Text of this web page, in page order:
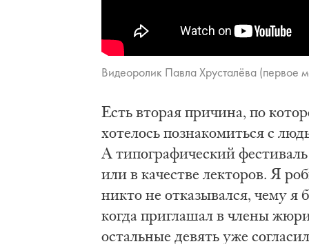
Ви­део­ро­лик Пав­ла Хру­сталёва (пер­вое
Есть вторая причина, по
хотелось познакомиться с
А типографический
или в качестве лекторов. Я
никто не отказывался, чему
когда приглашал в члены
остальные девять уже